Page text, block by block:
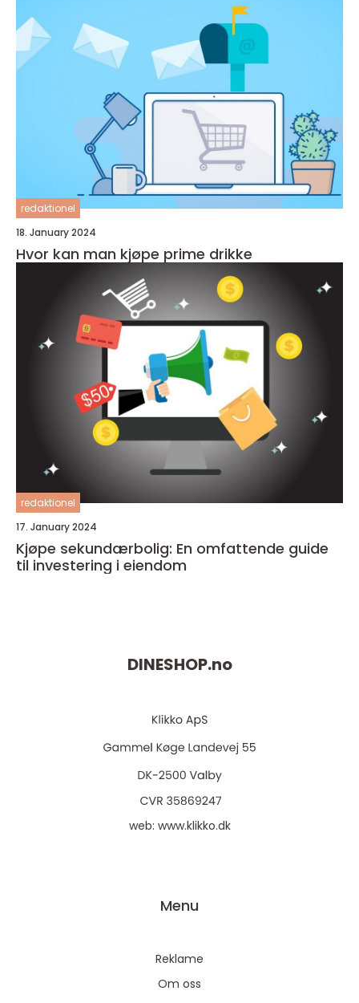
redaktionel
18. January 2024
Hvor kan man kjøpe prime drikke
redaktionel
17. January 2024
Kjøpe sekundærbolig: En omfattende guide
til investering i eiendom
DINESHOP.no
web: www.klikko.dk
Menu
Reklame
Om oss